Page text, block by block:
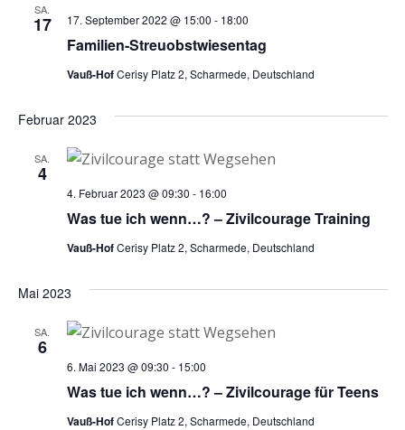
SA.
17
Familien-Streuobstwiesentag
17. September 2022 @ 15:00 - 18:00
Vauß-HofCerisy Platz 2, Scharmede, Deutschland
Februar 2023
SA.
4
Was tue ich wenn…? – Zivilcourage Training
4. Februar 2023 @ 09:30 - 16:00
Vauß-HofCerisy Platz 2, Scharmede, Deutschland
Mai 2023
SA.
6
Was tue ich wenn…? – Zivilcourage für Teens
6. Mai 2023 @ 09:30 - 15:00
Vauß-HofCerisy Platz 2, Scharmede, Deutschland